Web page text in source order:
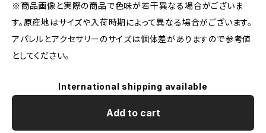
※商品画像と実際の商品で色味が若干異なる場合がございま
す。原産地はサイズや入荷時期によって異なる場合がございます。
アパレルとアクセサリーのサイズは個体差がありますので参考値
としてください。
International shipping available
Add to cart